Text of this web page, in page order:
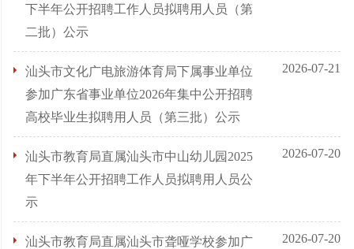
下半年公开招聘工作人员拟聘用人员（第
二批）公示
汕头市文化广电旅游体育局下属事业单位
参加广东省事业单位2026年集中公开招聘
高校毕业生拟聘用人员（第三批）公示
2026-07-21
汕头市教育局直属汕头市中山幼儿园2025
年下半年公开招聘工作人员拟聘用人员公
示
2026-07-20
汕头市教育局直属汕头市聋哑学校参加广
2026-07-20